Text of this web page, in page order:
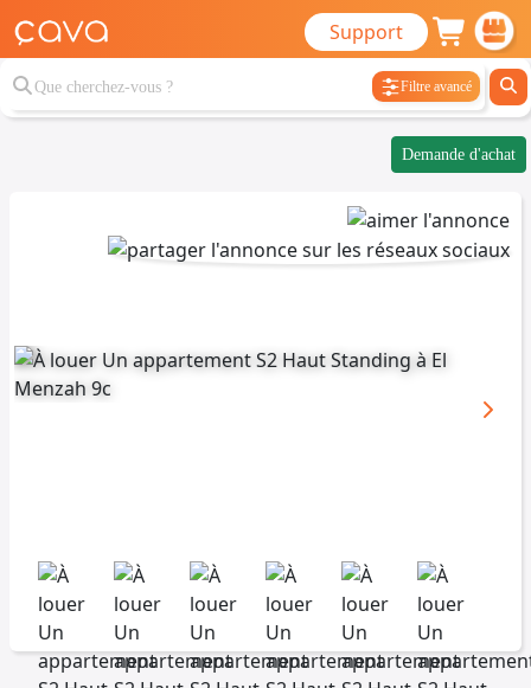
Support
Filtre avancé
Demande d'achat